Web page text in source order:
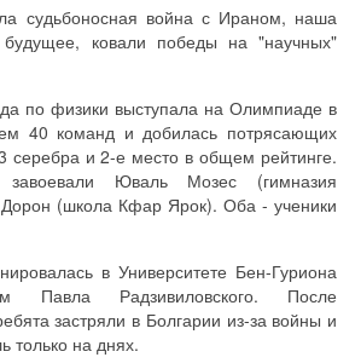
судьбоносная война с Ираном, наша
ковали победы на "научных"
по физики выступала на Олимпиаде в
40 команд и добилась потрясающих
серебра и 2-е место в общем рейтинге.
Юваль Мозес (гимназия
(школа Кфар Ярок). Оба - ученики
в Университете Бен-Гуриона
Павла Радзивиловского. После
застряли в Болгарии из-за войны и
только на днях.